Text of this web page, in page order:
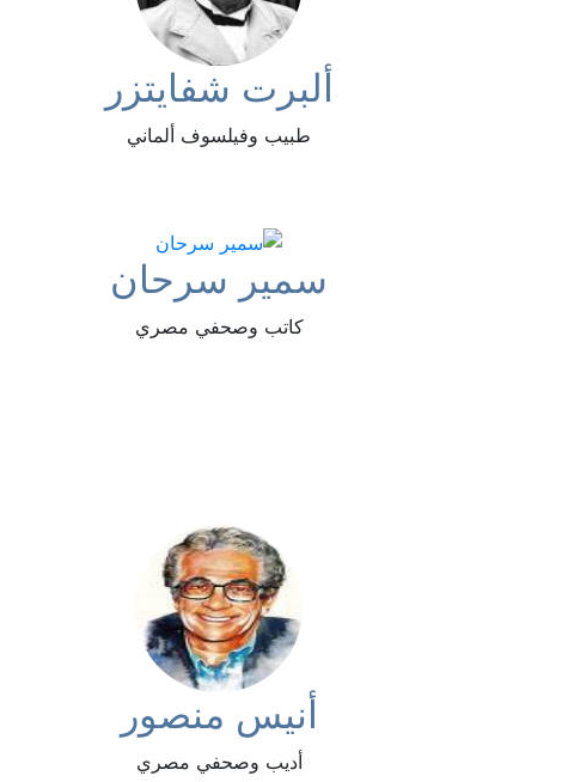
ألبرت شفايتزر
طبيب وفيلسوف ألماني
سمير سرحان
كاتب وصحفي مصري
أنيس منصور
أديب وصحفي مصري